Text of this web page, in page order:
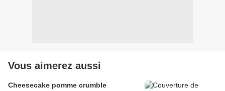
Vous aimerez aussi
Cheesecake pomme crumble